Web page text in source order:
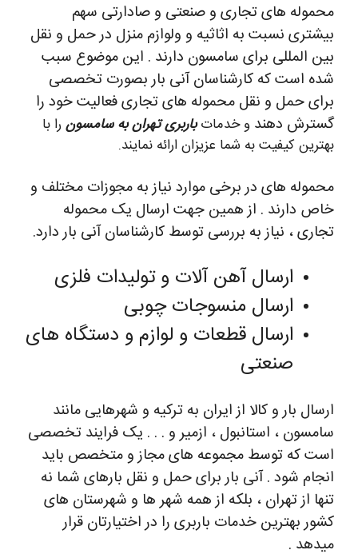
محموله های تجاری و صنعتی و صادارتی سهم
بیشتری نسبت به اثاثیه و ولوازم منزل در حمل و نقل
بین المللی برای سامسون دارند . این موضوع سبب
شده است که کارشناسان آنی بار بصورت تخصصی
برای حمل و نقل محموله های تجاری فعالیت خود را
گسترش دهند و خدماتباربری تهران به سامسون را با
بهترین کیفیت به شما عزیزان ارائه نمایند.
محموله های در برخی موارد نیاز به مجوزات مختلف و
خاص دارند . از همین جهت ارسال یک محموله
تجاری ، نیاز به بررسی توسط کارشناسان آنی بار دارد.
ارسال آهن آلات و تولیدات فلزی
ارسال منسوجات چوبی
ارسال قطعات و لوازم و دستگاه های
صنعتی
ارسال بار و کالا از ایران به ترکیه و شهرهایی مانند
سامسون ، استانبول ، ازمیر و . . . یک فرایند تخصصی
است که توسط مجموعه های مجاز و متخصص باید
انجام شود .آنی بار برای حمل و نقل بارهای شما نه
تنها از تهران ، بلکه از همه شهر ها و شهرستان های
کشور بهترین خدمات باربری را در اختیارتان قرار
میدهد .